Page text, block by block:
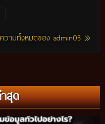
วามทั้งหมดของ admin03
สุด